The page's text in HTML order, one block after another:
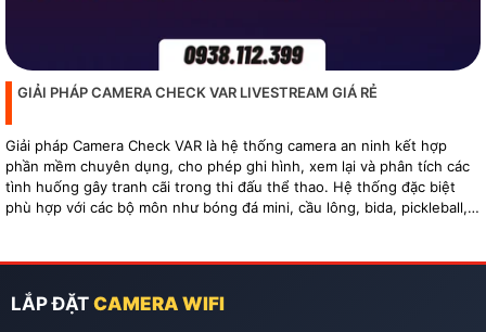
GIẢI PHÁP CAMERA CHECK VAR LIVESTREAM GIÁ RẺ
Giải pháp Camera Check VAR là hệ thống camera an ninh kết hợp
phần mềm chuyên dụng, cho phép ghi hình, xem lại và phân tích các
tình huống gây tranh cãi trong thi đấu thể thao. Hệ thống đặc biệt
phù hợp với các bộ môn như bóng đá mini, cầu lông, bida, pickleball,
LẮP ĐẶT CAMERA WIFI